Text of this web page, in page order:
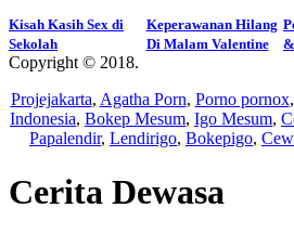
Kisah Kasih Sex di
Sekolah
Keperawanan Hilang
Di Malam Valentine
Copyright © 2018.
Projejakarta, Agatha Porn, Porno pornox,
Indonesia, Bokep Mesum, Igo Mesum,
Papalendir, Lendirigo, Bokepigo,
Cerita Dewasa